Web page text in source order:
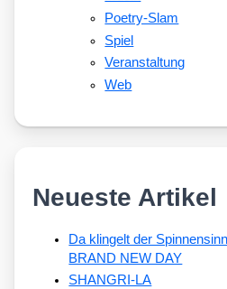
Poetry-Slam
Spiel
Veranstaltung
Web
Neueste Artikel
Da klingelt der
BRAND NEW DAY
SHANGRI-LA